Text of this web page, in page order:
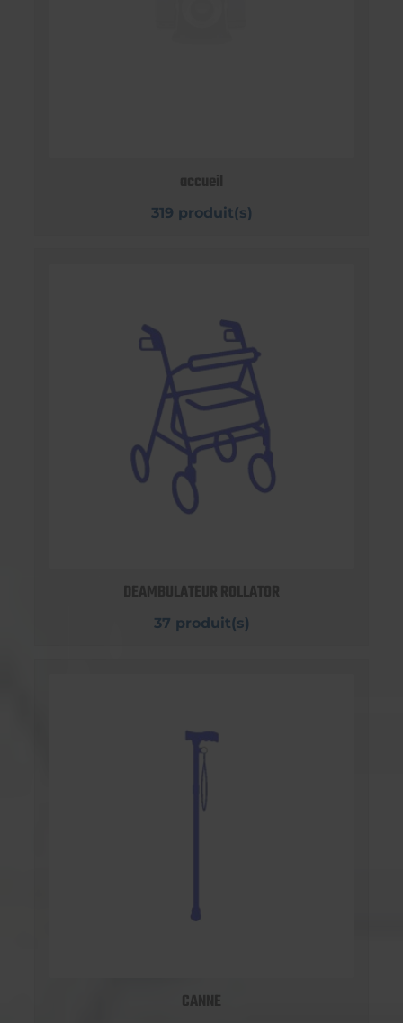
accueil
319 produit(s)
DEAMBULATEUR ROLLATOR
37 produit(s)
CANNE